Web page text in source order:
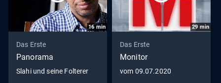
16min
Das Erste
Panorama
Slahi und seine Folterer
29 min
Das Erste
Monitor
vom 09.07.2020